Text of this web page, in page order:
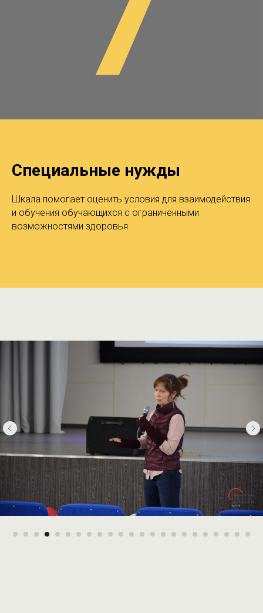
Специальные нужды
Шкала помогает оценить условия для взаимодействия
и обучения обучающихся с ограниченными
возможностями здоровья